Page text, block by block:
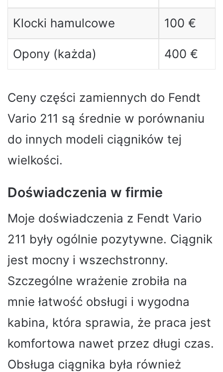
Klocki hamulcowe 100 €
Opony (każda) 400 €
Ceny części zamiennych do Fendt
Vario 211 są średnie w porównaniu
do innych modeli ciągników tej
wielkości.
Doświadczenia w firmie
Moje doświadczenia z Fendt Vario
211 były ogólnie pozytywne. Ciągnik
jest mocny i wszechstronny.
Szczególne wrażenie zrobiła na
mnie łatwość obsługi i wygodna
kabina, która sprawia, że ​​praca jest
komfortowa nawet przez długi czas.
Obsługa ciągnika była również